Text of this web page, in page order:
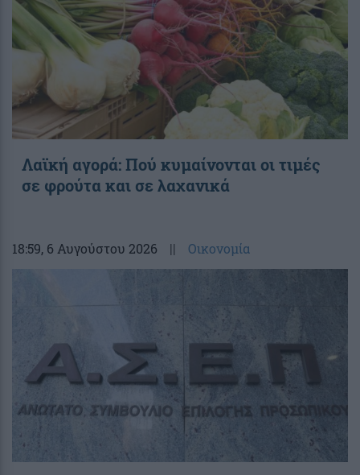
Λαϊκή αγορά: Πού κυμαίνονται οι τιμές
σε φρούτα και σε λαχανικά
18:59, 6 Αυγούστου 2026 || Οικονομία